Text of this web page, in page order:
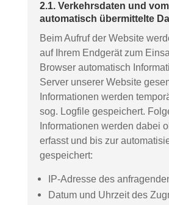
2.1. Verkehrsdaten und
automatisch übermittelte
Beim Aufruf der Website
auf Ihrem Endgerät zum
Browser automatisch
Server unserer Website
Informationen werden
sog. Logfile gespeichert.
Informationen werden dabei
erfasst und bis zur
gespeichert:
IP-Adresse des
Datum und Uhrzeit des